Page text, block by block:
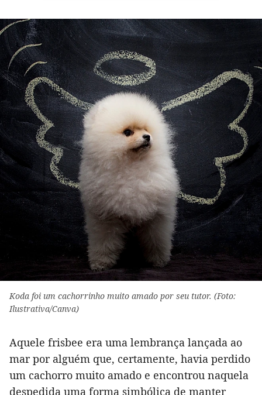
Koda foi um cachorrinho muito amado por seu tutor. (Foto:
Ilustrativa/Canva)
Aquele frisbee era uma lembrança lançada ao
mar por alguém que, certamente, havia perdido
um cachorro muito amado e encontrou naquela
despedida uma forma simbólica de manter